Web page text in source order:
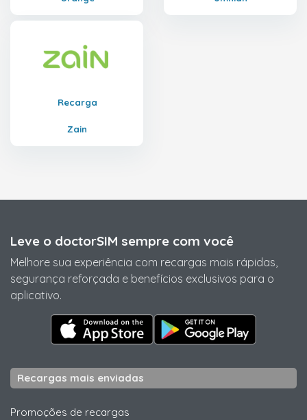
Recarga
Zain
Leve o doctorSIM sempre com você
Melhore sua experiência com recargas mais rápidas,
segurança reforçada e benefícios exclusivos para o
aplicativo.
Recargas mais enviadas
Promoções de recargas